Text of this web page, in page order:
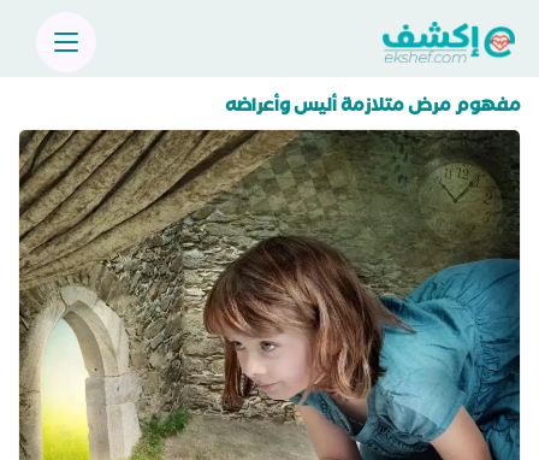
مفهوم مرض متلازمة أليس وأعراضه